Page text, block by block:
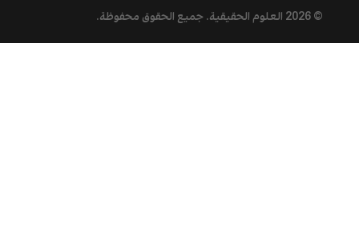
© 2026 العلوم الحقيقية. جميع الحقوق محفوظة.